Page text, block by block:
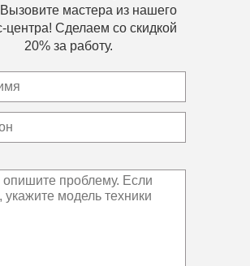
мастера из нашего
центра! Сделаем со скидкой
20% за работу.